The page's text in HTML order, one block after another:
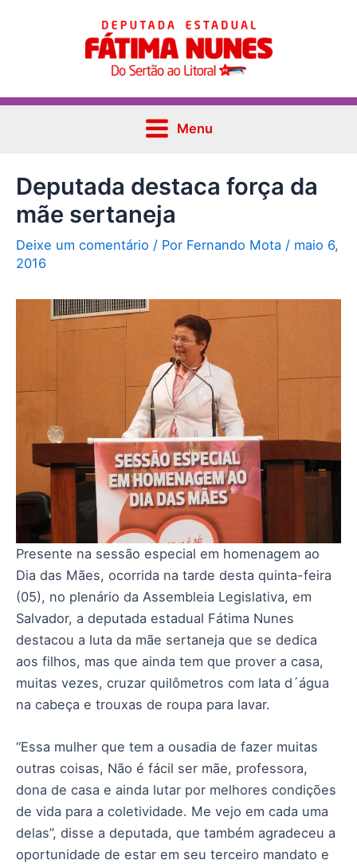
Main
Menu
Menu
Deputada destaca força da
mãe sertaneja
Deixe um comentário / Por Fernando Mota / maio 6,
2016
Presente na sessão especial em homenagem ao
Dia das Mães, ocorrida na tarde desta quinta-feira
(05), no plenário da Assembleia Legislativa, em
Salvador, a deputada estadual Fátima Nunes
destacou a luta da mãe sertaneja que se dedica
aos filhos, mas que ainda tem que prover a casa,
muitas vezes, cruzar quilômetros com lata d´água
na cabeça e trouxas de roupa para lavar.
“Essa mulher que tem a ousadia de fazer muitas
outras coisas, Não é fácil ser mãe, professora,
dona de casa e ainda lutar por melhores condições
de vida para a coletividade. Me vejo em cada uma
delas”, disse a deputada, que também agradeceu a
oportunidade de estar em seu terceiro mandato e